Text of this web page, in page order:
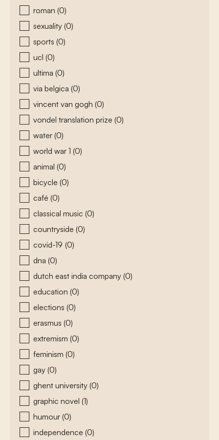
roman (0)
sexuality (0)
sports (0)
ucl (0)
ultima (0)
via belgica (0)
vincent van gogh (0)
vondel translation prize (0)
water (0)
world war 1 (0)
animal (0)
bicycle (0)
café (0)
classical music (0)
countryside (0)
covid-19 (0)
dna (0)
dutch east india company (0)
education (0)
elections (0)
erasmus (0)
extremism (0)
feminism (0)
gay (0)
ghent university (0)
graphic novel (1)
humour (0)
independence (0)